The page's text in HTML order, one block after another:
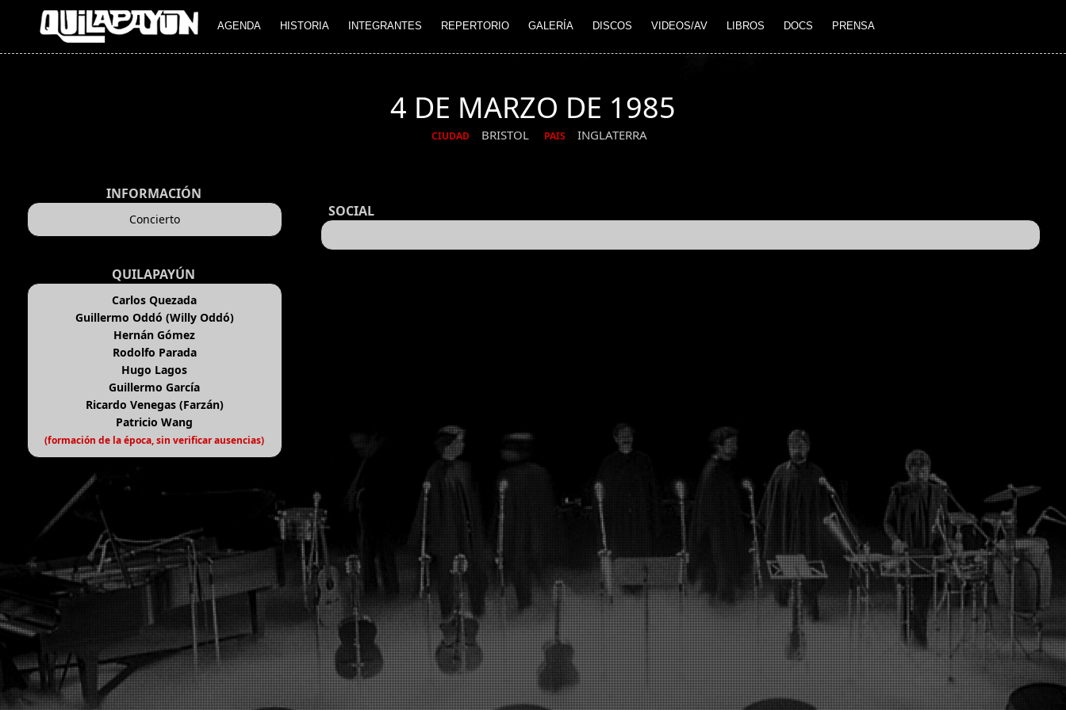
AGENDA HISTORIA INTEGRANTES REPERTORIO GALERÍA DISCOS VIDEOS/AV LIBROS DOCS PRENSA
4 DE MARZO DE 1985
CIUDAD BRISTOL PAIS INGLATERRA
INFORMACIÓN
Concierto
QUILAPAYÚN
Carlos Quezada
Guillermo Oddó (Willy Oddó)
Hernán Gómez
Rodolfo Parada
Hugo Lagos
Guillermo García
Ricardo Venegas (Farzán)
Patricio Wang
(formación de la época, sin verificar ausencias)
SOCIAL